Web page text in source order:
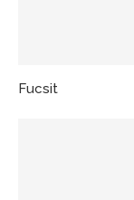
Fucsit